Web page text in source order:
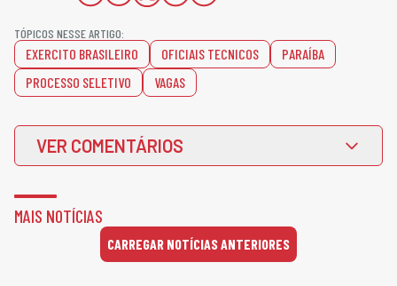
TÓPICOS NESSE ARTIGO:
EXERCITO BRASILEIRO OFICIAIS TECNICOS
PARAÍBA
PROCESSO SELETIVO
VAGAS
VER COMENTÁRIOS
MAIS NOTÍCIAS
CARREGAR NOTÍCIAS ANTERIORES